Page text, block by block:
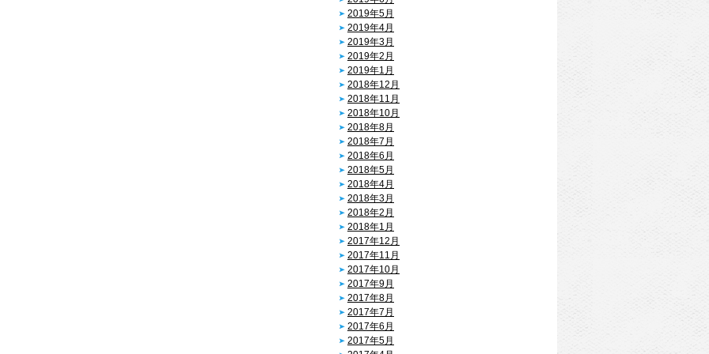
2019年5月
2019年4月
2019年3月
2019年2月
2019年1月
2018年12月
2018年11月
2018年10月
2018年8月
2018年7月
2018年6月
2018年5月
2018年4月
2018年3月
2018年2月
2018年1月
2017年12月
2017年11月
2017年10月
2017年9月
2017年8月
2017年7月
2017年6月
2017年5月